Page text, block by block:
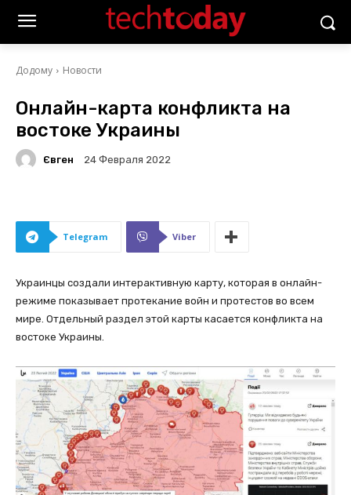
Додому Новости
Онлайн-карта конфликта на
востоке Украины
Євген 24 Февраля 2022
Telegram Viber
Украинцы создали интерактивную карту, которая в онлайн-
режиме показывает протекание войн и протестов во всем
мире. Отдельный раздел этой карты касается конфликта на
востоке Украины.